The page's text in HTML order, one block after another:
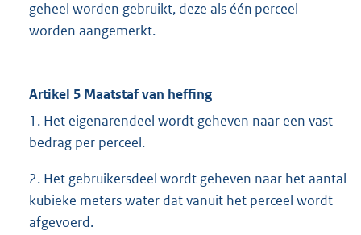
geheel worden gebruikt, deze als één perceel
worden aangemerkt.
Artikel 5 Maatstaf van heffing
1. Het eigenarendeel wordt geheven naar een vast
bedrag per perceel.
2. Het gebruikersdeel wordt geheven naar het aantal
kubieke meters water dat vanuit het perceel wordt
afgevoerd.